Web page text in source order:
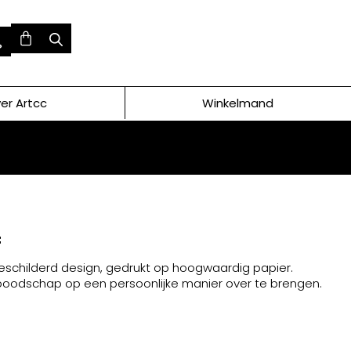
Artcc Winkelmand
design, gedrukt op hoogwaardig papier.
op een persoonlijke manier over te brengen.